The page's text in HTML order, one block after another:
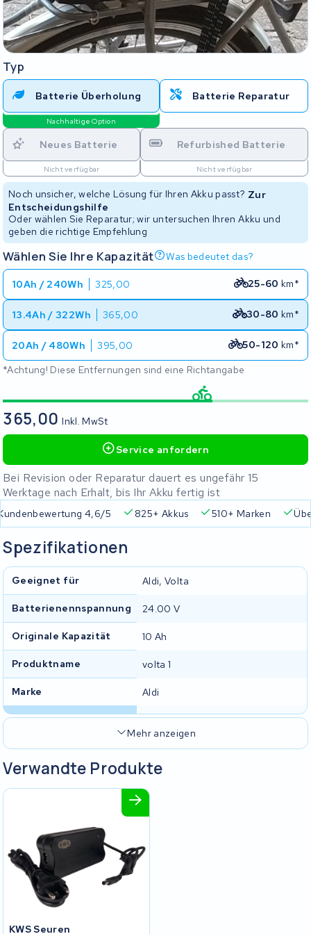
Typ
Batterie Überholung
Nachhaltige Option
Batterie Reparatur
Neues Batterie
Nicht verfügbar
Refurbished Batterie
Nicht verfügbar
Noch unsicher, welche Lösung für Ihren Akku passt? Zur
Entscheidungshilfe
Oder wählen Sie Reparatur; wir untersuchen Ihren Akku und
geben die richtige Empfehlung
Wählen Sie Ihre Kapazität Was bedeutet das?
10Ah / 240Wh 325,00 25-60 km*
13.4Ah / 322Wh 365,00 30-80 km*
20Ah / 480Wh 395,00 50-120 km*
*Achtung! Diese Entfernungen sind eine Richtangabe
365,00Inkl. MwSt
Service anfordern
Bei Revision oder Reparatur dauert es ungefähr 15
Werktage nach Erhalt, bis Ihr Akku fertig ist
4,6/5 825+ Akkus 510+ Marken
Spezifikationen
Geeignet für Aldi, Volta
Batterienennspannung 24.00 V
Originale Kapazität 10 Ah
Produktname volta 1
Marke Aldi
Mehr anzeigen
Verwandte Produkte
KWS Seuren